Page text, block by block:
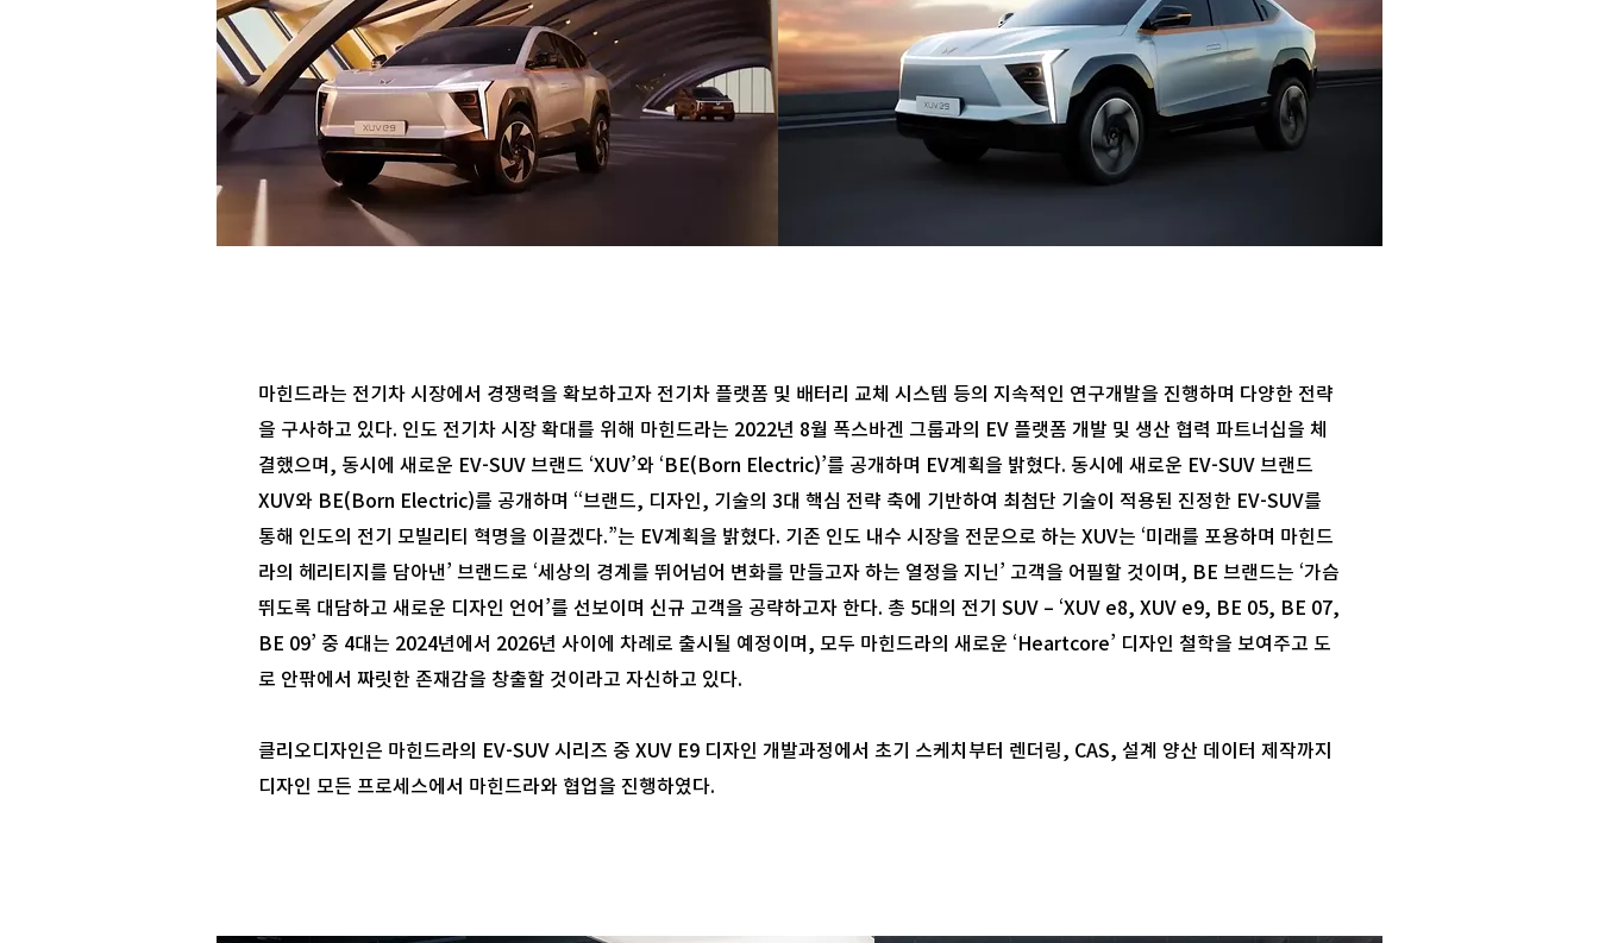
마힌드라는 전기차 시장에서 경쟁력을 확보하고자 전기차 플랫폼 및 배터리 교체 시스템 등의 지속적인 연구개발을 진행하며 다양한 전략
을 구사하고 있다. 인도 전기차 시장 확대를 위해 마힌드라는 2022년 8월 폭스바겐 그룹과의 EV 플랫폼 개발 및 생산 협력 파트너십을 체
결했으며, 동시에 새로운 EV-SUV 브랜드 ‘XUV’와 ‘BE(Born Electric)’를 공개하며 EV계획을 밝혔다. 동시에 새로운 EV-SUV 브랜드
XUV와 BE(Born Electric)를 공개하며 “브랜드, 디자인, 기술의 3대 핵심 전략 축에 기반하여 최첨단 기술이 적용된 진정한 EV-SUV를
통해 인도의 전기 모빌리티 혁명을 이끌겠다.”는 EV계획을 밝혔다. 기존 인도 내수 시장을 전문으로 하는 XUV는 ‘미래를 포용하며 마힌드
라의 헤리티지를 담아낸’ 브랜드로 ‘세상의 경계를 뛰어넘어 변화를 만들고자 하는 열정을 지닌’ 고객을 어필할 것이며, BE 브랜드는 ‘가슴
뛰도록 대담하고 새로운 디자인 언어’를 선보이며 신규 고객을 공략하고자 한다. 총 5대의 전기 SUV – ‘XUV e8, XUV e9, BE 05, BE 07,
BE 09’ 중 4대는 2024년에서 2026년 사이에 차례로 출시될 예정이며, 모두 마힌드라의 새로운 ‘Heartcore’ 디자인 철학을 보여주고 도
로 안팎에서 짜릿한 존재감을 창출할 것이라고 자신하고 있다.
클리오디자인은 마힌드라의 EV-SUV 시리즈 중 XUV E9 디자인 개발과정에서 초기 스케치부터 렌더링, CAS, 설계 양산 데이터 제작까지
디자인 모든 프로세스에서 마힌드라와 협업을 진행하였다.